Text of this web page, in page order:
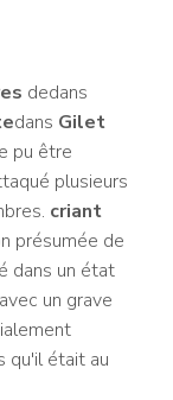
dedans
dans Gilet
pu être
plusieurs
criant
présumée de
dans un état
un grave
qu'il était au